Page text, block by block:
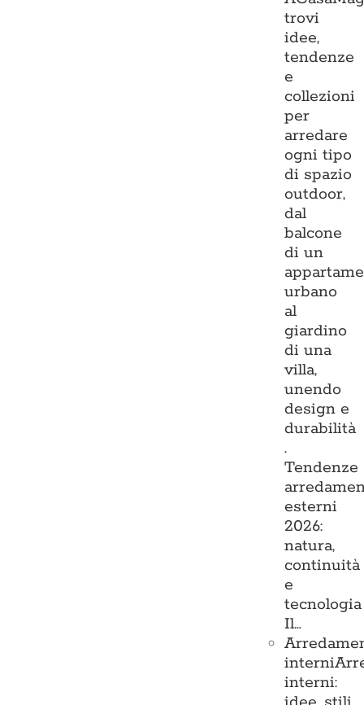
trovi
idee,
tendenze
e
collezioni
per
arredare
ogni tipo
di spazio
outdoor,
dal
balcone
di un
urbano
al
giardino
di una
villa,
unendo
design e
durabilità
.
Tendenze
esterni
2026:
natura,
continuità
e
tecnologia
Il…
interni
interni: